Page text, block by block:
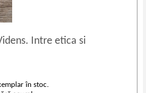
Intre etica si
în stoc.